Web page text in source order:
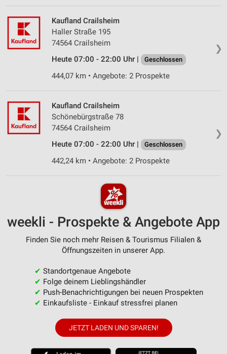
❯
Kaufland Crailsheim
Haller Straße 195
74564 Crailsheim
Heute 07:00 - 22:00 Uhr |
Geschlossen
444,07 km • Angebote: 2 Prospekte
❯
Kaufland Crailsheim
Schönebürgstraße 78
74564 Crailsheim
Heute 07:00 - 22:00 Uhr |
Geschlossen
442,24 km • Angebote: 2 Prospekte
weekli - Prospekte & Angebote App
Finden Sie noch mehr Reisen & Tourismus Filialen &
Öffnungszeiten in unserer App.
✔ Standortgenaue Angebote
✔ Folge deinem Lieblingshändler
✔ Push-Benachrichtigungen bei neuen Prospekten
✔ Einkaufsliste - Einkauf stressfrei planen
JETZT LADEN UND SPAREN!